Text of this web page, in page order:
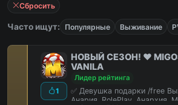
Сбросить
Часто ищут: Популярные Выживание
1
НОВЫЙ СЕЗОН! ❤️
VANILA
Лидер рейтинга
✅ Девушка подарки /free
Анария, RolePlay, Анархия,